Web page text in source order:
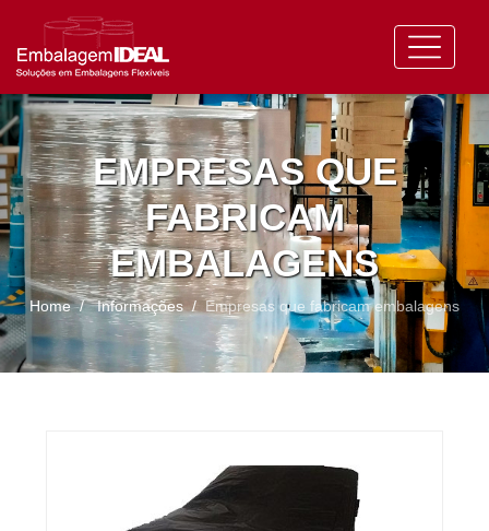
EMPRESAS QUE
FABRICAM
EMBALAGENS
Home Informações Empresas que fabricam embalagens